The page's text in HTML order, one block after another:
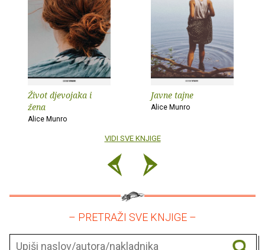
Život djevojaka i
žena
Alice Munro
Javne tajne
Alice Munro
VIDI SVE KNJIGE
– PRETRAŽI SVE KNJIGE –